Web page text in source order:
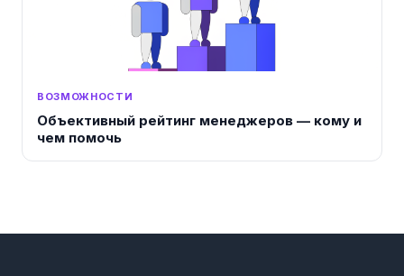
ВОЗМОЖНОСТИ
Объективный рейтинг менеджеров — кому и
чем помочь